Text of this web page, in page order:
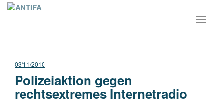
03/11/2010
Polizeiaktion gegen
rechtsextremes Internetradio